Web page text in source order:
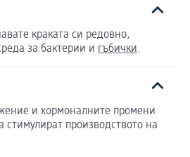
краката си редовно,
за бактерии и гъбички.
и хормоналните промени
стимулират производството на